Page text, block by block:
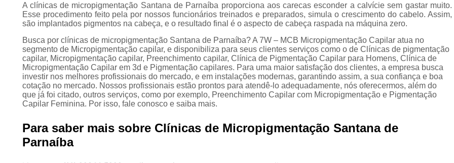
Micropigmentação Capilar com
Micropigmentação Capilar em
Micropigmentação Capilar
Micropigmentação Capilar nas
Micropigmentação Capilar para
Micropigmentação Cabelo
Micropigmentação
A clínicas de micropigmentação Santana de Parnaíba proporciona aos carecas esconder a calvície sem gastar muito.
Esse procedimento feito pela por nossos funcionários treinados e preparados, simula o crescimento do cabelo. Assim,
são implantados pigmentos na cabeça, e o resultado final é o aspecto de cabeça raspada na máquina zero.
Busca por clínicas de micropigmentação Santana de Parnaíba? A 7W – MCB Micropigmentação Capilar atua no
segmento de Micropigmentação capilar, e disponibiliza para seus clientes serviços como o de Clínicas de pigmentação
capilar, Micropigmentação capilar, Preenchimento capilar, Clínica de Pigmentação Capilar para Homens, Clínica de
Micropigmentação Capilar em 3d e Pigmentação capilares. Para uma maior satisfação dos clientes, a empresa busca
investir nos melhores profissionais do mercado, e em instalações modernas, garantindo assim, a sua confiança e boa
cotação no mercado. Nossos profissionais estão prontos para atendê-lo adequadamente, nós oferecermos, além do
que já foi citado, outros serviços, como por exemplo, Preenchimento Capilar com Micropigmentação e Pigmentação
Capilar Feminina. Por isso, fale conosco e saiba mais.
Para saber mais sobre Clínicas de Micropigmentação Santana de
Parnaíba